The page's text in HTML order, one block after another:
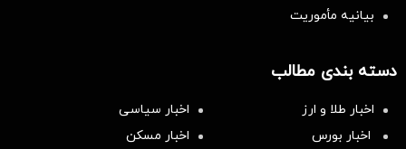
بیانیه مأموریت
دسته بندی مطالب
اخبار طلا و ارز
اخبار سیاسی
اخبار بورس
اخبار مسکن